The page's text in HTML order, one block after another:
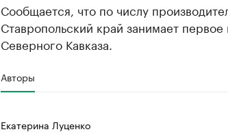
Сообщается, что по числу
Ставропольский край занимает
Северного Кавказа.
Авторы
Екатерина Луценко